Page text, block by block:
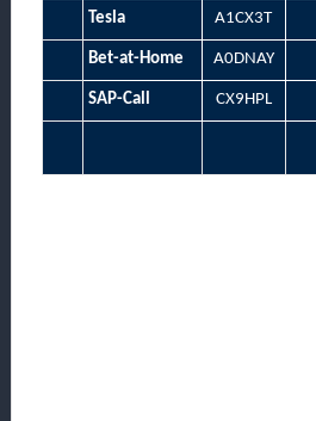
Tesla A1CX3T
Bet-at-Home A0DNAY
SAP-Call CX9HPL